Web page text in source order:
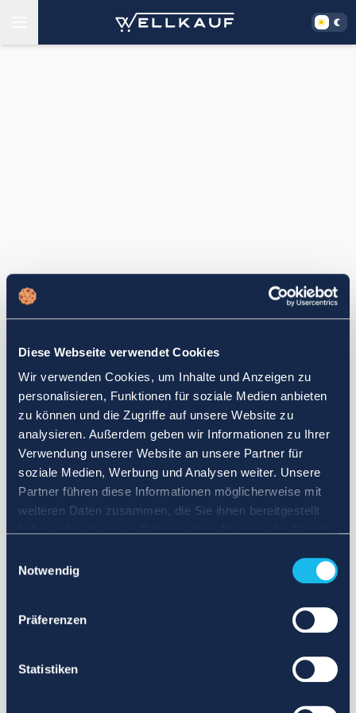
Diese Webseite verwendet Cookies
Wir verwenden Cookies, um Inhalte und Anzeigen zu
personalisieren, Funktionen für soziale Medien anbieten
zu können und die Zugriffe auf unsere Website zu
analysieren. Außerdem geben wir Informationen zu Ihrer
Verwendung unserer Website an unsere Partner für
soziale Medien, Werbung und Analysen weiter. Unsere
Partner führen diese Informationen möglicherweise mit
weiteren Daten zusammen, die Sie ihnen bereitgestellt
Notwendig
Präferenzen
Statistiken